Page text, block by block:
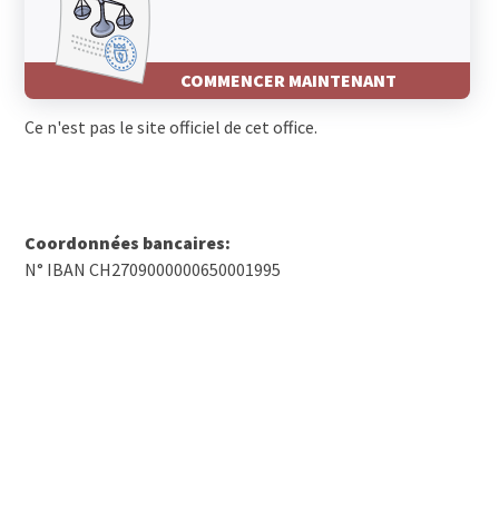
COMMENCER MAINTENANT
Ce n'est pas le site officiel de cet office.
Coordonnées bancaires:
N° IBAN CH2709000000650001995